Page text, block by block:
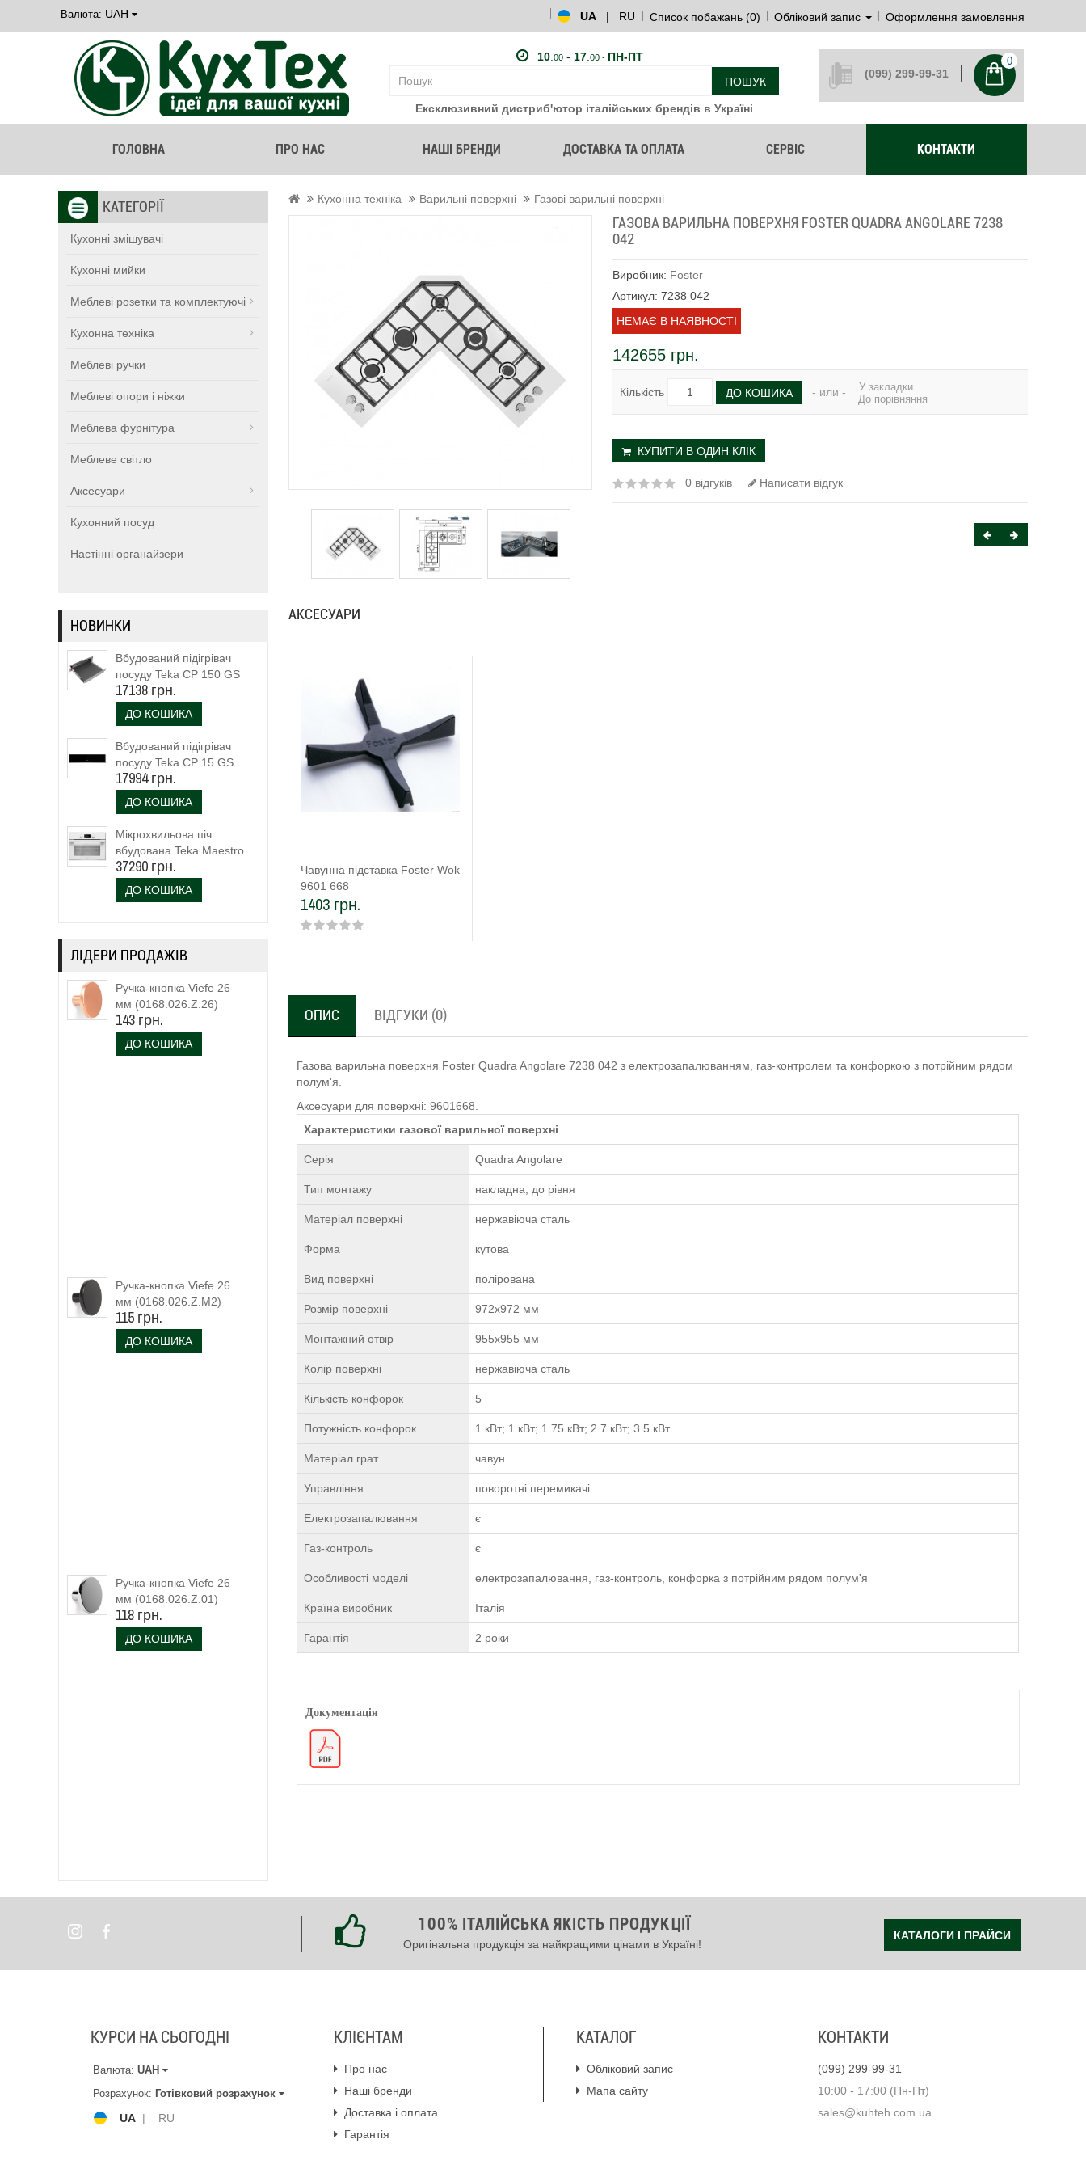
Валюта: UAH UA | RU Список побажань (0) Обліковий запис Оформлення замовлення
10. 00- 17. 00 - ПН-ПТ
ПОШУК
Ексклюзивний дистриб'ютор італійських брендів в Україні
(099) 299-99-31
0
ГОЛОВНА ПРО НАС НАШІ БРЕНДИ ДОСТАВКА ТА ОПЛАТА СЕРВІС КОНТАКТИ
КАТЕГОРІЇ
Кухонні змішувачі
Кухонні мийки
Меблеві розетки та комплектуючі
Кухонна техніка
Меблеві ручки
Меблеві опори і ніжки
Меблева фурнітура
Меблеве світло
Аксесуари
Кухонний посуд
Настінні органайзери
НОВИНКИ
Вбудований підігрівач
посуду Teka CP 150 GS
(111600003)
17138 грн.
ДО КОШИКА
Вбудований підігрівач
посуду Teka CP 15 GS
(40589920)
17994 грн.
ДО КОШИКА
Мікрохвильова піч
вбудована Teka Maestro
MLC 844 (111160023)
біле скло
37290 грн.
ДО КОШИКА
ЛІДЕРИ ПРОДАЖІВ
Ручка-кнопка Viefe 26
мм (0168.026.Z.26)
143 грн.
ДО КОШИКА
Ручка-кнопка Viefe 26
мм (0168.026.Z.M2)
чорний матовий
115 грн.
ДО КОШИКА
Ручка-кнопка Viefe 26
мм (0168.026.Z.01)
118 грн.
ДО КОШИКА
Кухонна техніка Варильні поверхні Газові варильні поверхні
ГАЗОВА ВАРИЛЬНА ПОВЕРХНЯ FOSTER QUADRA ANGOLARE 7238
042
Виробник: Foster
Артикул: 7238 042
НЕМАЄ В НАЯВНОСТІ
142655 грн.
Кількість ДО КОШИКА - или -
У закладки
До порівняння
КУПИТИ В ОДИН КЛІК
0 відгуків Написати відгук
АКСЕСУАРИ
Чавунна підставка Foster Wok
9601 668
1403 грн.
ОПИС ВІДГУКИ (0)
Газова варильна поверхня Foster Quadra Angolare 7238 042 з електрозапалюванням, газ-контролем та конфоркою з потрійним рядом
полум'я.
Аксесуари для поверхні: 9601668.
Характеристики газової варильної поверхні
Серія Quadra Angolare
Тип монтажу накладна, до рівня
Матеріал поверхні нержавіюча сталь
Форма кутова
Вид поверхні полірована
Розмір поверхні 972х972 мм
Монтажний отвір 955х955 мм
Колір поверхні нержавіюча сталь
Кількість конфорок 5
Потужність конфорок 1 кВт; 1 кВт; 1.75 кВт; 2.7 кВт; 3.5 кВт
Матеріал грат чавун
Управління поворотні перемикачі
Електрозапалювання є
Газ-контроль є
Особливості моделі електрозапалювання, газ-контроль, конфорка з потрійним рядом полум'я
Країна виробник Італія
Гарантія 2 роки
Документація
100% ІТАЛІЙСЬКА ЯКІСТЬ ПРОДУКЦІЇ
Оригінальна продукція за найкращими цінами в Україні!
КАТАЛОГИ І ПРАЙСИ
КУРСИ НА СЬОГОДНІ
Валюта: UAH
Розрахунок: Готівковий розрахунок
UA | RU
КЛІЄНТАМ
Про нас
Наші бренди
Доставка і оплата
Гарантія
КАТАЛОГ
Обліковий запис
Мапа сайту
КОНТАКТИ
(099) 299-99-31
10:00 - 17:00 (Пн-Пт)
sales@kuhteh.com.ua